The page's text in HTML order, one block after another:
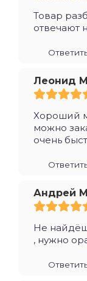
Товар
отвечают
Леонид
Хороший
можно
очень
Андрей
Не
, нужно